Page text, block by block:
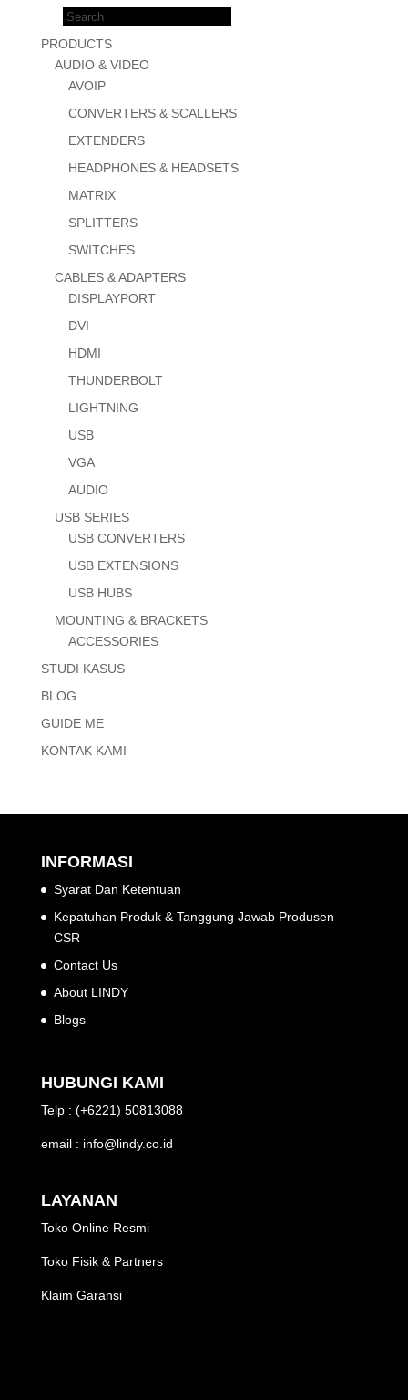
Products
PRODUCTS
AUDIO & VIDEO
AVOIP
CONVERTERS & SCALLERS
EXTENDERS
HEADPHONES & HEADSETS
MATRIX
SPLITTERS
SWITCHES
CABLES & ADAPTERS
DISPLAYPORT
DVI
HDMI
THUNDERBOLT
LIGHTNING
USB
VGA
AUDIO
USB SERIES
USB CONVERTERS
USB EXTENSIONS
USB HUBS
MOUNTING & BRACKETS
ACCESSORIES
STUDI KASUS
BLOG
GUIDE ME
KONTAK KAMI
INFORMASI
Syarat Dan Ketentuan
Kepatuhan Produk & Tanggung Jawab Produsen –
CSR
Contact Us
About LINDY
Blogs
HUBUNGI KAMI
Telp : (+6221) 50813088
email : info@lindy.co.id
LAYANAN
Toko Online Resmi
Toko Fisik & Partners
Klaim Garansi